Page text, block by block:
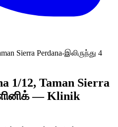
Sierra Perdana-இலிருந்து 4
1/12, Taman Sierra
— Klinik